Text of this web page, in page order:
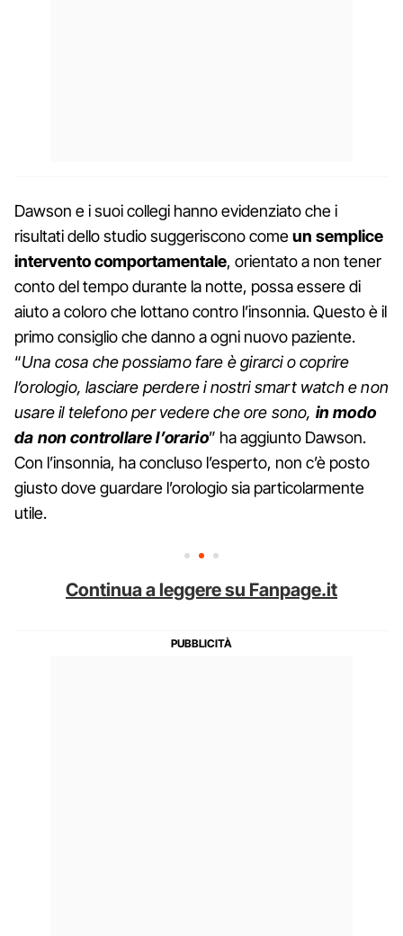
Dawson e i suoi collegi hanno evidenziato che i
risultati dello studio suggeriscono comeun semplice
intervento comportamentale, orientato a non tener
conto del tempo durante la notte, possa essere di
aiuto a coloro che lottano contro l’insonnia. Questo è il
primo consiglio che danno a ogni nuovo paziente.
“Una cosa che possiamo fare è girarci o coprire
l’orologio, lasciare perdere i nostri smart watch e non
usare il telefono per vedere che ore sono, in modo
da non controllare l’orario” ha aggiunto Dawson.
Con l’insonnia, ha concluso l’esperto, non c’è posto
giusto dove guardare l’orologio sia particolarmente
utile.
Continua a leggere su Fanpage.it